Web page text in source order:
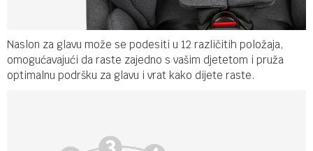
Naslon za glavu može se podesiti u 12 različitih položaja,
omogućavajući da raste zajedno s vašim djetetom i pruža
optimalnu podršku za glavu i vrat kako dijete raste.